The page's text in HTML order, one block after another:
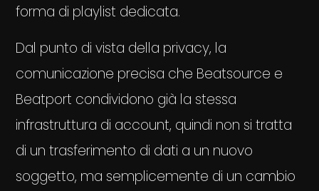
forma di playlist dedicata.
Dal punto di vista della privacy, la
comunicazione precisa che Beatsource e
Beatport condividono già la stessa
infrastruttura di account, quindi non si tratta
di un trasferimento di dati a un nuovo
soggetto, ma semplicemente di un cambio